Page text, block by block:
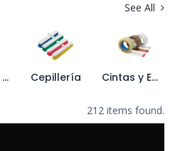
See All
Productos de limpieza Cepillería Cintas y Embalajes
212 items found.